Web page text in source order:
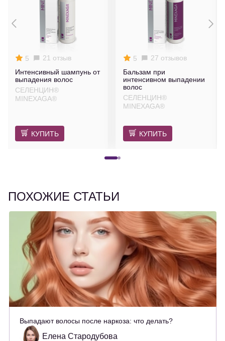
5
21 отзыв
Интенсивный шампунь от
выпадения волос
СЕЛЕНЦИН®
MINEXAGA®
КУПИТЬ
5
27 отзывов
Бальзам при
интенсивном выпадении
волос
СЕЛЕНЦИН®
MINEXAGA®
КУПИТЬ
ПОХОЖИЕ СТАТЬИ
Выпадают волосы после наркоза: что делать?
Елена Стародубова